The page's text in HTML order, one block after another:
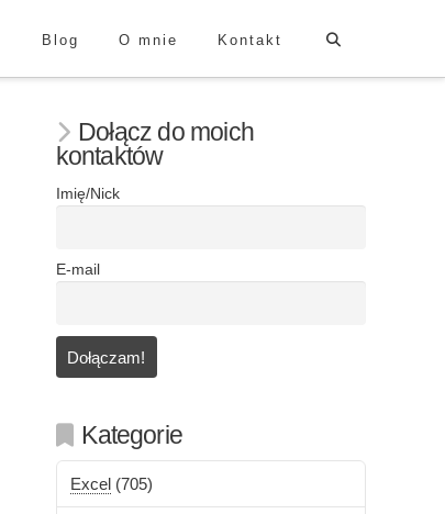
Blog O mnie Kontakt
Dołącz do moich
kontaktów
Imię/Nick
E-mail
Kategorie
Excel (705)